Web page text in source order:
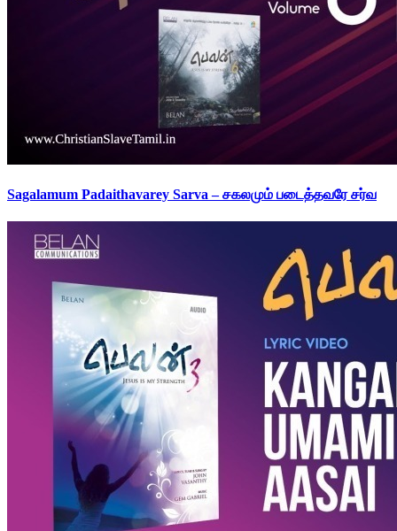
Sagalamum Padaithavarey Sarva – சகலமும் படைத்தவரே சர்வ